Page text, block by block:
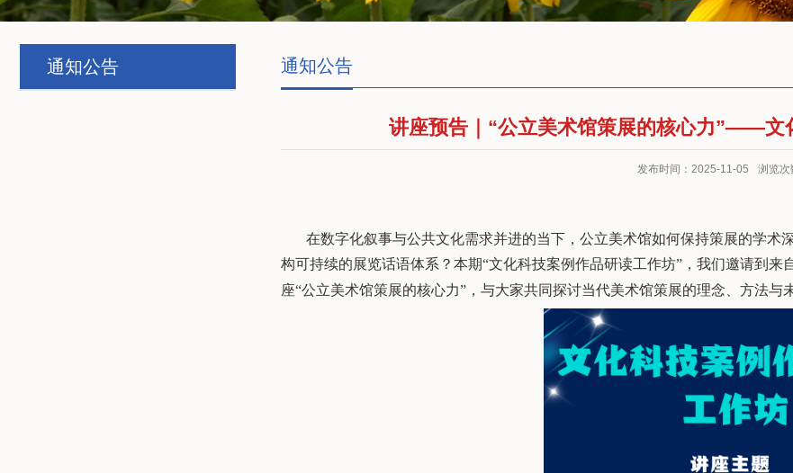
通知公告 通知公告
讲座预告｜“公立美术馆策展的核心力”——文
发布时间：2025-11-05 浏览次
在数字化叙事与公共文化需求并进的当下，公立美术馆如何保持策展的学术
构可持续的展览话语体系 ？本期“文化科技案例作品研读工作坊” ， 我们邀请到 来
座“公立美术馆策展的核心力” ，与大家共同探讨当代美术馆策展的理念、方法与